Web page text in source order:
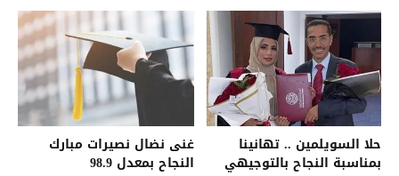
حلا السويلمين .. تهانينا
بمناسبة النجاح بالتوجيهي
غنى نضال نصيرات مبارك
النجاح بمعدل 98.9